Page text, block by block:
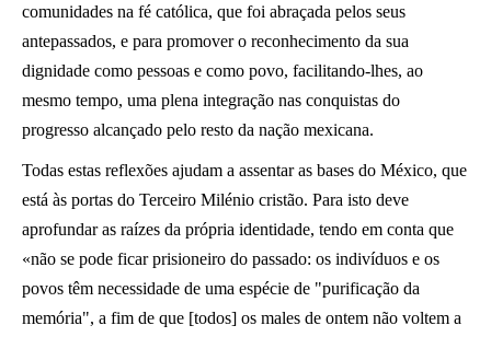
comunidades na fé católica, que foi abraçada pelos seus
antepassados, e para promover o reconhecimento da sua
dignidade como pessoas e como povo, facilitando-lhes, ao
mesmo tempo, uma plena integração nas conquistas do
progresso alcançado pelo resto da nação mexicana.
Todas estas reflexões ajudam a assentar as bases do México, que
está às portas do Terceiro Milénio cristão. Para isto deve
aprofundar as raízes da própria identidade, tendo em conta que
«não se pode ficar prisioneiro do passado: os indivíduos e os
povos têm necessidade de uma espécie de "purificação da
memória", a fim de que [todos] os males de ontem não voltem a